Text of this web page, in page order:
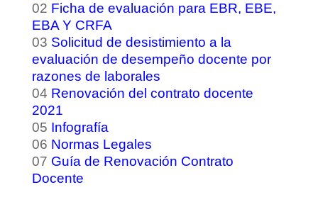
02 Ficha de evaluación para EBR, EBE,
EBA Y CRFA
03 Solicitud de desistimiento a la
evaluación de desempeño docente por
razones de laborales
04 Renovación del contrato docente
2021
05 Infografía
06 Normas Legales
07 Guía de Renovación Contrato
Docente